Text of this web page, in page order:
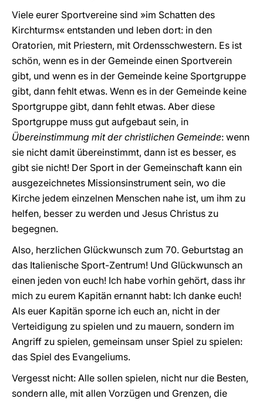
Viele eurer Sportvereine sind »im Schatten des
Kirchturms« entstanden und leben dort: in den
Oratorien, mit Priestern, mit Ordensschwestern. Es ist
schön, wenn es in der Gemeinde einen Sportverein
gibt, und wenn es in der Gemeinde keine Sportgruppe
gibt, dann fehlt etwas. Wenn es in der Gemeinde keine
Sportgruppe gibt, dann fehlt etwas. Aber diese
Sportgruppe muss gut aufgebaut sein, in
Übereinstimmung mit der christlichen Gemeinde: wenn
sie nicht damit übereinstimmt, dann ist es besser, es
gibt sie nicht! Der Sport in der Gemeinschaft kann ein
ausgezeichnetes Missionsinstrument sein, wo die
Kirche jedem einzelnen Menschen nahe ist, um ihm zu
helfen, besser zu werden und Jesus Christus zu
begegnen.
Also, herzlichen Glückwunsch zum 70. Geburtstag an
das Italienische Sport-Zentrum! Und Glückwunsch an
einen jeden von euch! Ich habe vorhin gehört, dass ihr
mich zu eurem Kapitän ernannt habt: Ich danke euch!
Als euer Kapitän sporne ich euch an, nicht in der
Verteidigung zu spielen und zu mauern, sondern im
Angriff zu spielen, gemeinsam unser Spiel zu spielen:
das Spiel des Evangeliums.
Vergesst nicht: Alle sollen spielen, nicht nur die Besten,
sondern alle, mit allen Vorzügen und Grenzen, die